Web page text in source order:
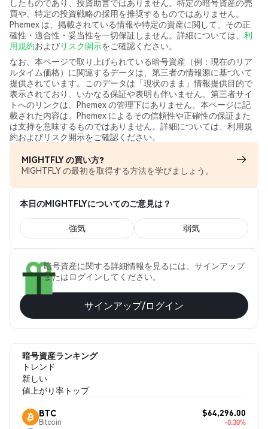
したものであり、投資助言ではありません。特定の暗号資産の売
買や、特定の投資戦略の採用を推奨するものではありません。
Phemex は、掲載されている情報や特定の資産に関して、その正
確性・適合性・妥当性を一切保証しません。詳細については、 利
用規約およびリスク開示をご確認ください。
なお、本ページで取り上げられている暗号資産（例：現在のリア
ルタイム価格）に関連するデータは、第三者の情報源に基づいて
提供されています。このデータは「現状のまま」情報提供目的で
表示されており、いかなる保証や表明も伴いません。第三者サイ
トへのリンクは、Phemex の管理下にありません。本ページに記
載された内容は、Phemex によるその信頼性や正確性の保証また
は支持を意味するものではありません。詳細については、利用規
約およびリスク開示をご確認ください。
MIGHTFLY の買い方?
MIGHTFLY の最初を取得する方法を学びましょう。
本日のMIGHTFLYについてのご意見は？
強気 弱気
暗号資産に関する詳細情報を見るには、サインアップ
またはログインしてください。
サインアップ/ログイン
暗号資産ランキング
トレンド
新しい
値上がり率トップ
BTC
Bitcoin
$64,296.00
-0.30%